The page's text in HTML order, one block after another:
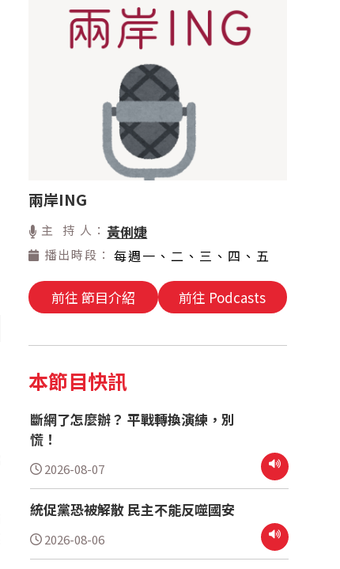
兩岸ING
主 持 人： 黃俐婕
播出時段： 每週一、二、三、四、五
前往 節目介紹 前往 Podcasts
本節目快訊
斷網了怎麼辦？ 平戰轉換演練，別
慌！
2026-08-07
統促黨恐被解散 民主不能反噬國安
2026-08-06